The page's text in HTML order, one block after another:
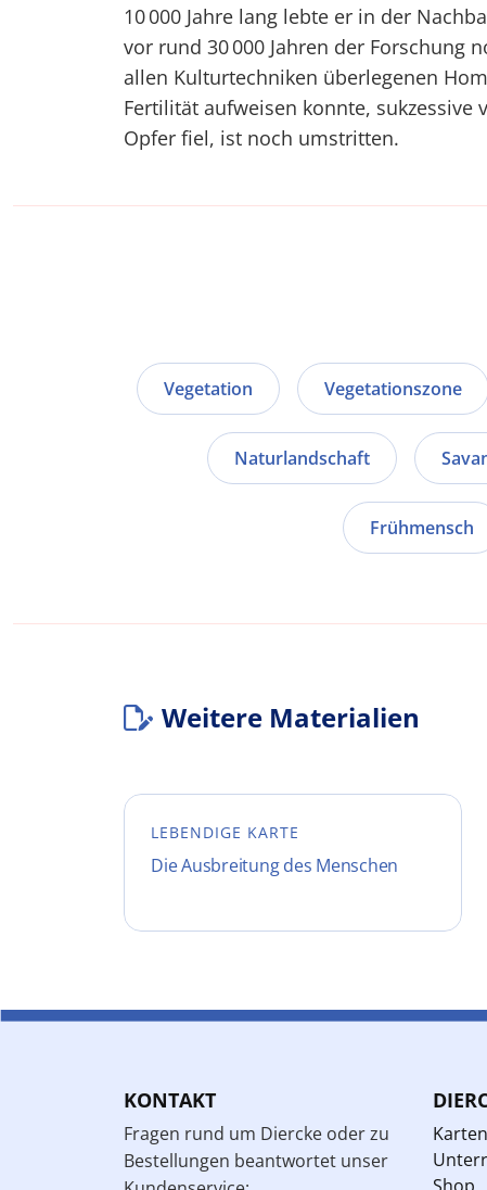
10 000 Jahre lang lebte er in der
vor rund 30 000 Jahren der Forschung
allen Kulturtechniken überlegenen
Fertilität aufweisen konnte,
Opfer fiel, ist noch umstritten.
Vegetation Vegetationszone
Naturlandschaft
Frühmensch
Weitere Materialien
LEBENDIGE KARTE
Die Ausbreitung des Menschen
KONTAKT
Fragen rund um Diercke oder zu
Bestellungen beantwortet unser
Karten